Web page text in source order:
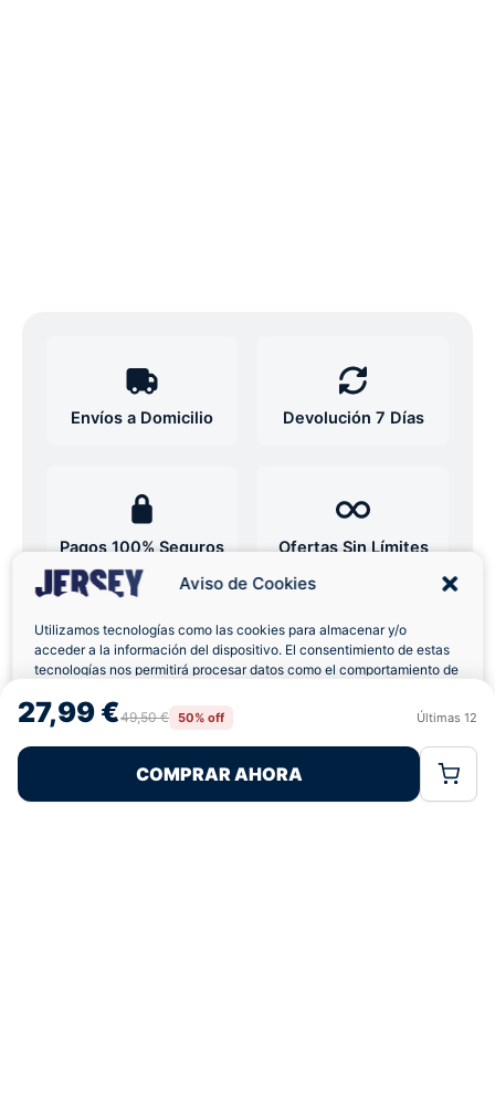
Aviso de Cookies
Utilizamos tecnologías como las cookies para almacenar y/o
acceder a la información del dispositivo. El consentimiento de estas
tecnologías nos permitirá procesar datos como el comportamiento de
retirar el consentimiento, puede afectar negativamente a ciertas
características y funciones.
Rechazar
Política de CookiesPolítica de Privacidad
27,99 €49,50 € 50% off Últimas 12
COMPRAR AHORA
Envíos a Domicilio Devolución 7 Días
Pagos 100% Seguros Ofertas Sin Límites
★★★★★4,7 basado en 12+ reseñas
verificadas
¿Tienes dudas con la talla o el envío?
Escríbenos por WhatsApp